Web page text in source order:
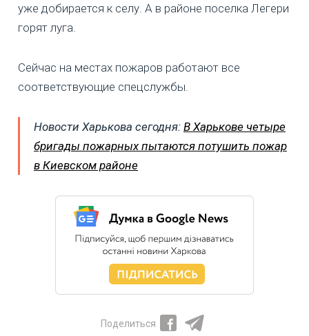
уже добирается к селу. А в районе поселка Легери
горят луга.
Сейчас на местах пожаров работают все
соответствующие спецслужбы.
Новости Харькова сегодня: В Харькове четыре
бригады пожарных пытаются потушить пожар
в Киевском районе
Поделиться